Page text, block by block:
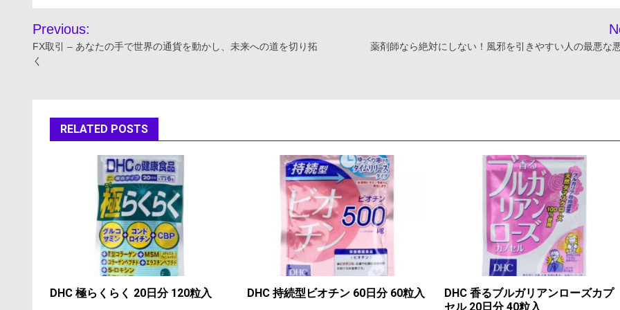
投
稿
ゲ
Previous:
FX取引 – あなたの手で世界の通貨を動かし、未来への道を切り拓
く
薬剤師なら絶対にしない！風邪を引きやすい人の最悪な
RELATED POSTS
DHC 極らくらく 20日分 120粒入 DHC 持続型ビオチン 60日分 60粒入
DHC 香るブルガリアンローズカプ
セル 20日分 40粒入